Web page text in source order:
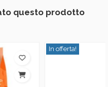
questo prodotto